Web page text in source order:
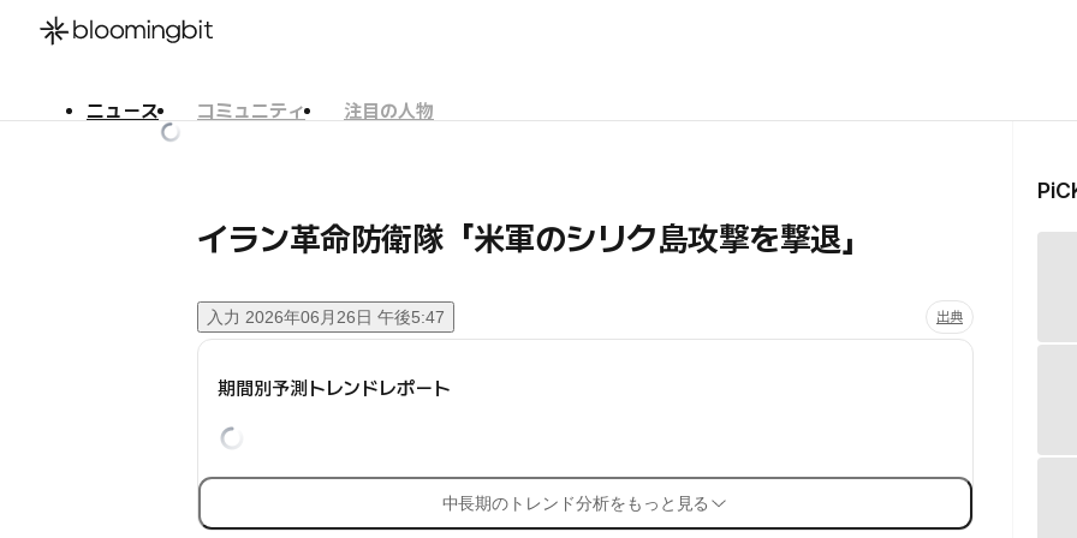
ニュース コミュニティ
注目の人物
イラン革命防衛隊「米軍のシリク島攻撃を撃退」
入力 2026年06月26日 午後5:47 出典
期間別予測トレンドレポート
中長期のトレンド分析をもっと見る